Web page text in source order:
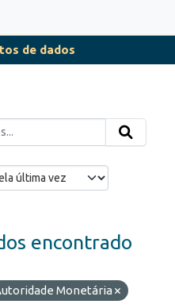
de dados
encontrado
Monetária